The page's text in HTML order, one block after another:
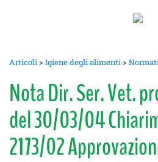
Articoli>Igiene degli alimenti>
Nota Dir. Ser. Vet.
del 30/03/04
2173/02